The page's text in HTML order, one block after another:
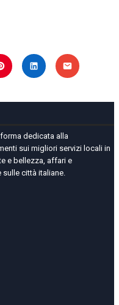
dedicata alla
sui migliori servizi locali in
e bellezza, affari e
città italiane.